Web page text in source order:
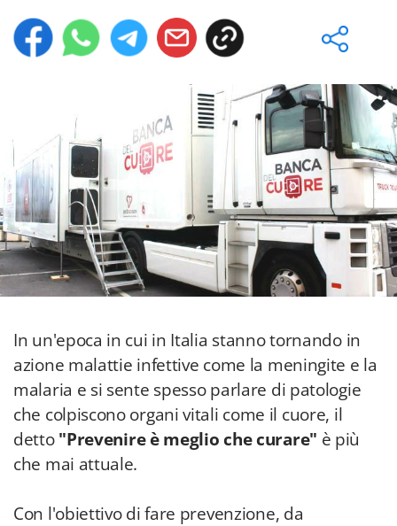
In un'epoca in cui in Italia stanno tornando in
azione malattie infettive come la meningite e la
malaria e si sente spesso parlare di patologie
che colpiscono organi vitali come il cuore, il
detto"Prevenire è meglio che curare" è più
che mai attuale.
Con l'obiettivo di fare prevenzione, da